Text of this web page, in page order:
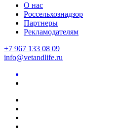
О нас
Россельхознадзор
Партнеры
Рекламодателям
+7 967 133 08 09
info@vetandlife.ru